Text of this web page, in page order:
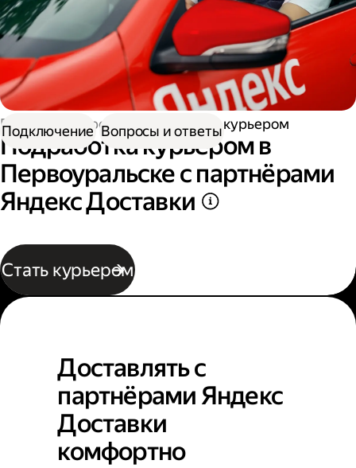
Работа курьером Подработка курьером
Подработка курьером в
Первоуральске с партнёрами
Яндекс Доставки
Стать курьером
Подключение Вопросы и ответы
Доставлять с
партнёрами Яндекс
Доставки
комфортно